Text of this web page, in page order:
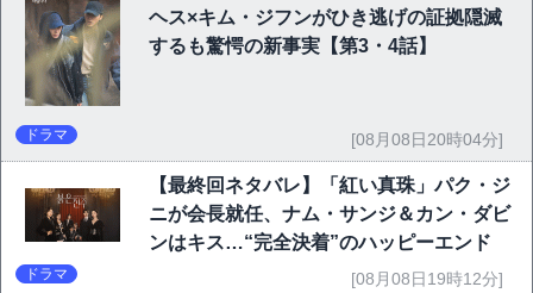
ヘス×キム・ジフンがひき逃げの証拠隠滅
するも驚愕の新事実【第3・4話】
ドラマ [08月08日20時04分]
【最終回ネタバレ】「紅い真珠」パク・ジ
ニが会長就任、ナム・サンジ＆カン・ダビ
ンはキス…“完全決着”のハッピーエンド
ドラマ [08月08日19時12分]